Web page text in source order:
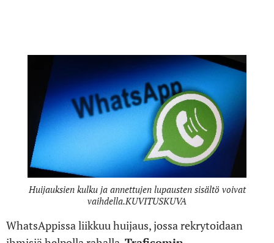
Huijauksien kulku ja annettujen lupausten sisältö voivat
vaihdella.KUVITUSKUVA
WhatsAppissa liikkuu huijaus, jossa rekrytoidaan